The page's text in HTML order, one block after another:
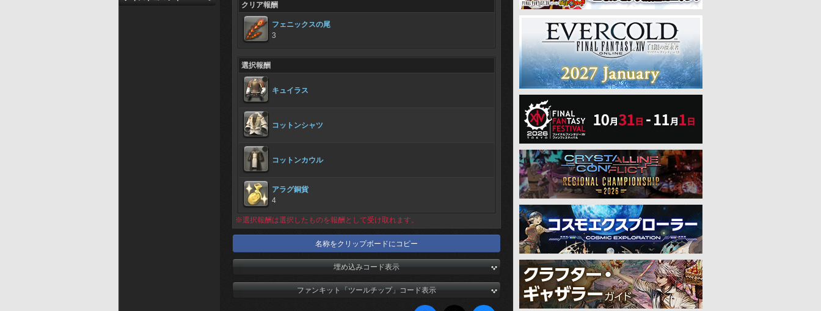
クリア報酬
フェニックスの尾
3
選択報酬
キュイラス
コットンシャツ
コットンカウル
アラグ銅貨
4
※選択報酬は選択したものを報酬として受け取れます。
名称をクリップボードにコピー
埋め込みコード表示
ファンキット「ツールチップ」コード表示